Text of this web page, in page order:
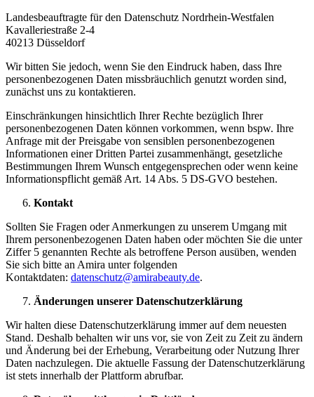
Landesbeauftragte für den Datenschutz Nordrhein-Westfalen
Kavalleriestraße 2-4
40213 Düsseldorf
Wir bitten Sie jedoch, wenn Sie den Eindruck haben, dass Ihre
personenbezogenen Daten missbräuchlich genutzt worden sind,
zunächst uns zu kontaktieren.
Einschränkungen hinsichtlich Ihrer Rechte bezüglich Ihrer
personenbezogenen Daten können vorkommen, wenn bspw. Ihre
Anfrage mit der Preisgabe von sensiblen personenbezogenen
Informationen einer Dritten Partei zusammenhängt, gesetzliche
Bestimmungen Ihrem Wunsch entgegensprechen oder wenn keine
Informationspflicht gemäß Art. 14 Abs. 5 DS-GVO bestehen.
Kontakt
Sollten Sie Fragen oder Anmerkungen zu unserem Umgang mit
Ihrem personenbezogenen Daten haben oder möchten Sie die unter
Ziffer 5 genannten Rechte als betroffene Person ausüben, wenden
Sie sich bitte an Amira unter folgenden
Kontaktdaten: datenschutz@amirabeauty.de.
Änderungen unserer Datenschutzerklärung
Wir halten diese Datenschutzerklärung immer auf dem neuesten
Stand. Deshalb behalten wir uns vor, sie von Zeit zu Zeit zu ändern
und Änderung bei der Erhebung, Verarbeitung oder Nutzung Ihrer
Daten nachzulegen. Die aktuelle Fassung der Datenschutzerklärung
ist stets innerhalb der Plattform abrufbar.